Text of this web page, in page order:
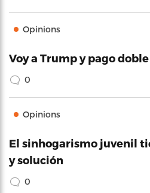
Opinions
Voy a Trump y pago doble
0
Opinions
El sinhogarismo juvenil
y solución
0